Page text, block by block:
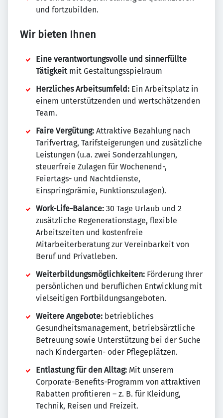
und fortzubilden.
Wir bieten Ihnen
Eine verantwortungsvolle und sinnerfüllte
Tätigkeitmit Gestaltungsspielraum
Herzliches Arbeitsumfeld: Ein Arbeitsplatz in
einem unterstützenden und wertschätzenden
Team.
Faire Vergütung: Attraktive Bezahlung nach
Tarifvertrag, Tarifsteigerungen und zusätzliche
Leistungen (u.a. zwei Sonderzahlungen,
steuerfreie Zulagen für Wochenend-,
Feiertags- und Nachtdienste,
Einspringprämie, Funktionszulagen).
Work-Life-Balance: 30 Tage Urlaub und 2
zusätzliche Regenerationstage, flexible
Arbeitszeiten und kostenfreie
Mitarbeiterberatung zur Vereinbarkeit von
Beruf und Privatleben.
Weiterbildungsmöglichkeiten: Förderung Ihrer
persönlichen und beruflichen Entwicklung mit
vielseitigen Fortbildungsangeboten.
Weitere Angebote: betriebliches
Gesundheitsmanagement, betriebsärztliche
Betreuung sowie Unterstützung bei der Suche
nach Kindergarten- oder Pflegeplätzen.
Entlastung für den Alltag: Mit unserem
Corporate-Benefits-Programm von attraktiven
Rabatten profitieren – z. B. für Kleidung,
Technik, Reisen und Freizeit.